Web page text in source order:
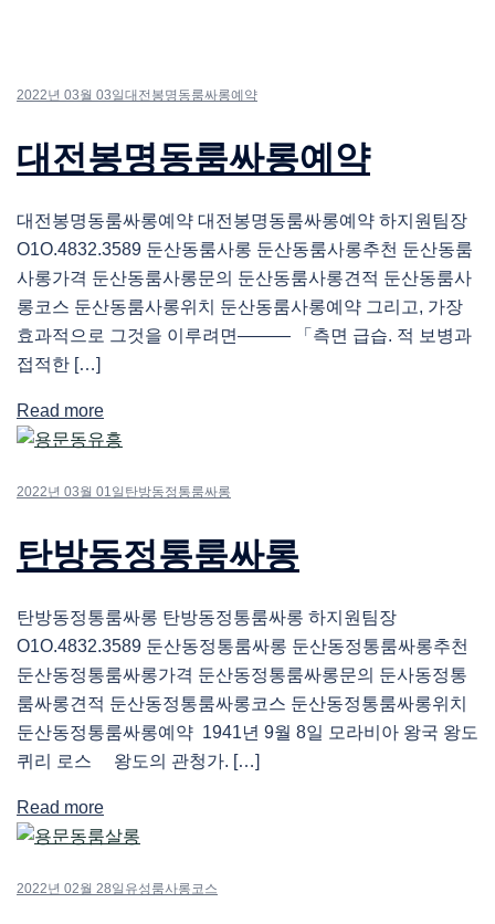
2022년 03월 03일 대전봉명동룸싸롱예약
대전봉명동룸싸롱예약
대전봉명동룸싸롱예약 대전봉명동룸싸롱예약 하지원팀장
O1O.4832.3589 둔산동룸사롱 둔산동룸사롱추천 둔산동룸
사롱가격 둔산동룸사롱문의 둔산동룸사롱견적 둔산동룸사
롱코스 둔산동룸사롱위치 둔산동룸사롱예약 그리고, 가장
효과적으로 그것을 이루려면――― 「측면 급습. 적 보병과
접적한 […]
Read more
2022년 03월 01일 탄방동정통룸싸롱
탄방동정통룸싸롱
탄방동정통룸싸롱 탄방동정통룸싸롱 하지원팀장
O1O.4832.3589 둔산동정통룸싸롱 둔산동정통룸싸롱추천
둔산동정통룸싸롱가격 둔산동정통룸싸롱문의 둔사동정통
룸싸롱견적 둔산동정통룸싸롱코스 둔산동정통룸싸롱위치
둔산동정통룸싸롱예약 1941년 9월 8일 모라비아 왕국 왕도
퀴리 로스 왕도의 관청가. […]
Read more
2022년 02월 28일 유성룸사롱코스